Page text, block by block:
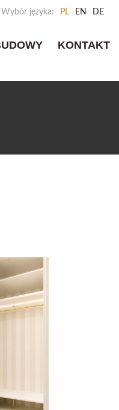
Wybór języka: PL EN DE
KONTAKT